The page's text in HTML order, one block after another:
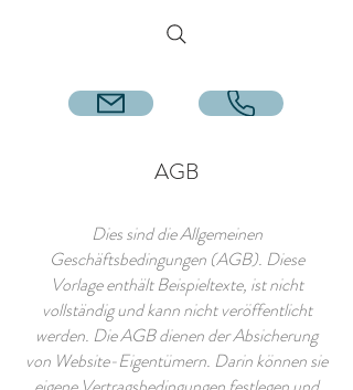
Zimmer buchen
AGB
Dies sind die Allgemeinen
Geschäftsbedingungen (AGB). Diese
Vorlage enthält Beispieltexte, ist nicht
vollständig und kann nicht veröffentlicht
werden. Die AGB dienen der Absicherung
von Website-Eigentümern. Darin können sie